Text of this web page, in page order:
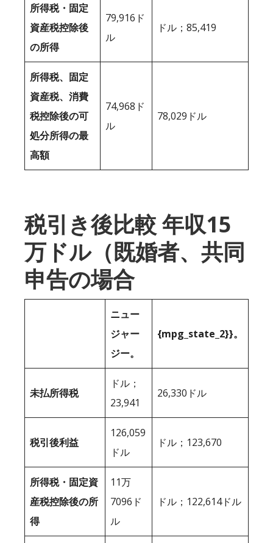
所得税・固定
資産税控除後
の所得
79,916ド
ル
ドル；85,419
所得税、固定
資産税、消費
税控除後の可
処分所得の最
高額
74,968ド
ル
78,029ドル
税引き後比較 年収15
万ドル（既婚者、共同
申告の場合
ニュー
ジャー
ジー。
{mpg_state_2}}。
未払所得税
ドル；
23,941
26,330ドル
税引後利益
126,059
ドル
ドル；123,670
所得税・固定資
産税控除後の所
得
11万
7096ド
ル
ドル；122,614ドル